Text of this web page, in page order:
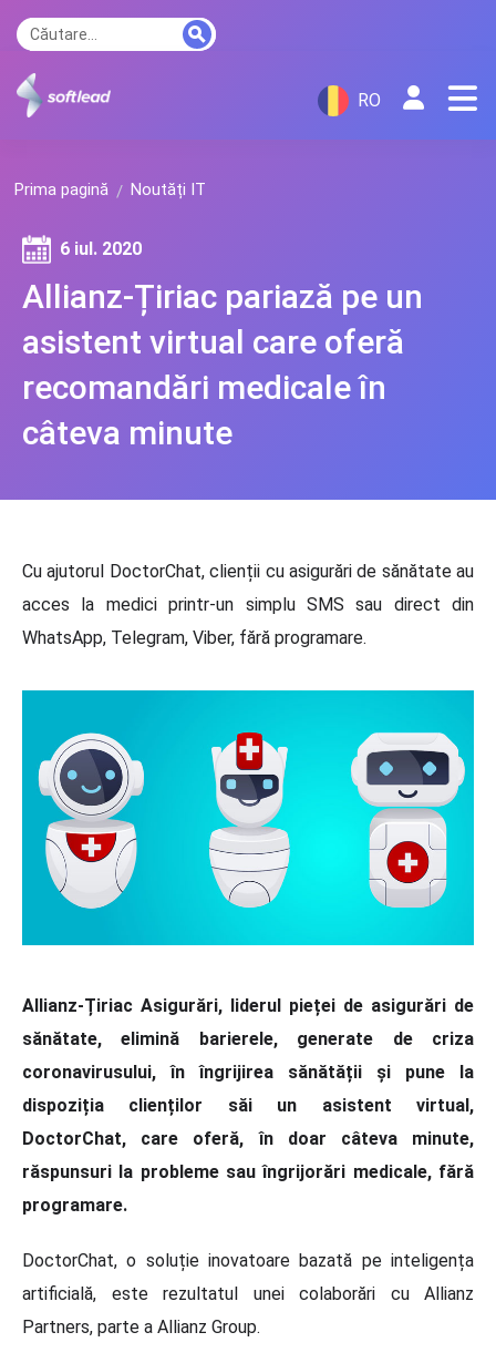
RO
Prima pagină Noutăți IT
Allianz-Țiriac pariază pe un
asistent virtual care oferă
recomandări medicale în
câteva minute
6 iul. 2020
Cu ajutorul DoctorChat, clienții cu asigurări de sănătate au
acces la medici printr-un simplu SMS sau direct din
WhatsApp, Telegram, Viber, fără programare.
Allianz-Țiriac Asigurări, liderul pieței de asigurări de
sănătate, elimină barierele, generate de criza
coronavirusului, în îngrijirea sănătății și pune la
dispoziția clienților săi un asistent virtual,
DoctorChat, care oferă, în doar câteva minute,
răspunsuri la probleme sau îngrijorări medicale, fără
programare.
DoctorChat, o soluție inovatoare bazată pe inteligența
artificială, este rezultatul unei colaborări cu Allianz
Partners, parte a Allianz Group.